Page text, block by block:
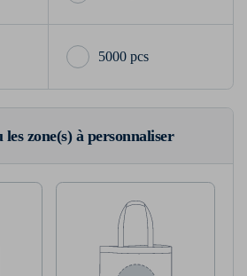
5000 pcs
les zone(s) à personnaliser